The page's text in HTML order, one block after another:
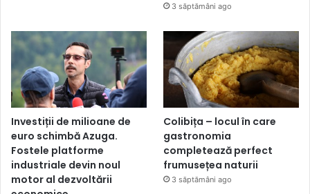
3 săptămâni ago
Investiții de milioane de
euro schimbă Azuga.
Fostele platforme
industriale devin noul
motor al dezvoltării
Colibița – locul în care
gastronomia
completează perfect
frumusețea naturii
3 săptămâni ago